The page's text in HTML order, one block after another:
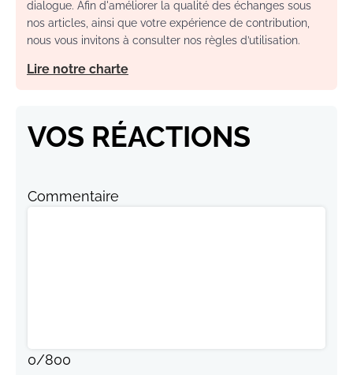
dialogue. Afin d'améliorer la qualité des échanges sous
nos articles, ainsi que votre expérience de contribution,
nous vous invitons à consulter nos règles d’utilisation.
Lire notre charte
VOS RÉACTIONS
Commentaire
0/800